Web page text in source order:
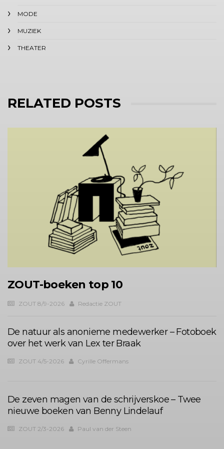
MODE
MUZIEK
THEATER
RELATED POSTS
ZOUT-boeken top 10
ZOUT 8/9-2026 Redactie ZOUT
De natuur als anonieme medewerker – Fotoboek
over het werk van Lex ter Braak
ZOUT 4/5-2026 Cyrille Offermans
De zeven magen van de schrijverskoe – Twee
nieuwe boeken van Benny Lindelauf
ZOUT 2/3-2026 Paul van der Steen